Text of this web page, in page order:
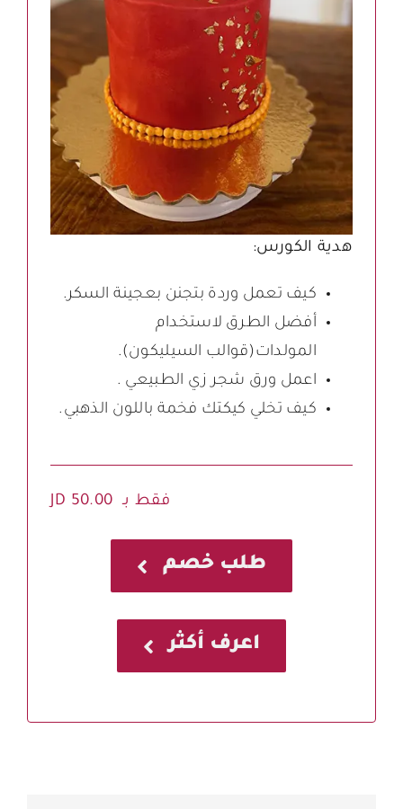
هدية الكورس:
كيف تعمل وردة بتجنن بعجينة السكر.
أفضل الطرق لاستخدام
المولدات(قوالب السيليكون).
اعمل ورق شجر زي الطبيعي .
كيف تخلي كيكتك فخمة باللون الذهبي.
فقط بـ JD 50.00
طلب خصم
اعرف أكثر